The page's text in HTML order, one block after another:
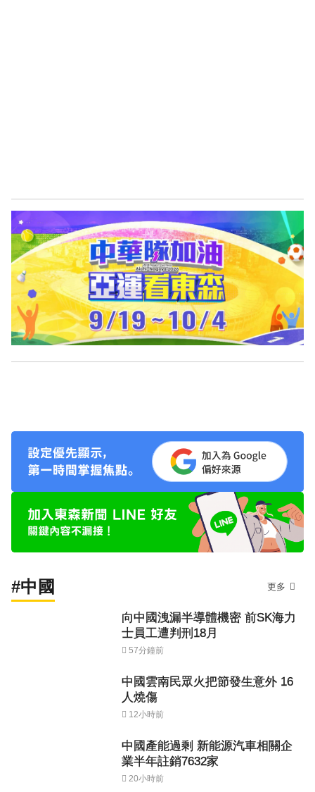
#中國 更多
向中國洩漏半導體機密 前SK海力
士員工遭判刑18月
57分鐘前
中國雲南民眾火把節發生意外 16
人燒傷
12小時前
中國產能過剩 新能源汽車相關企
業半年註銷7632家
20小時前